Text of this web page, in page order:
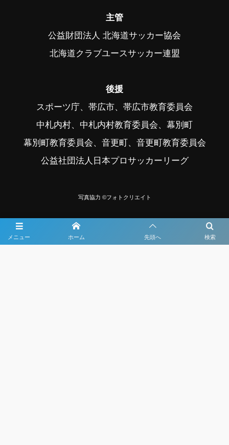
メニュー 検索
ホーム 先頭へ
主管
公益財団法人 北海道サッカー協会
北海道クラブユースサッカー連盟
後援
スポーツ庁、帯広市、帯広市教育委員会
中札内村、中札内村教育委員会、幕別町
幕別町教育委員会、音更町、音更町教育委員会
公益社団法人日本プロサッカーリーグ
写真協力 ©フォトクリエイト